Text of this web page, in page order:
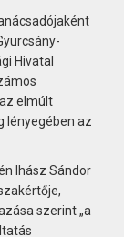
Hivatal
elmúlt
lényegében az
Ihász Sándor
szerint „a